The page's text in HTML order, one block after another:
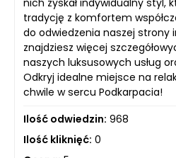
tradycję z komfortem
do odwiedzenia naszej strony
znajdziesz więcej
naszych luksusowych usług
Odkryj idealne miejsce na
chwile w sercu Podkarpacia!
Ilość odwiedzin: 968
Ilość kliknięć: 0